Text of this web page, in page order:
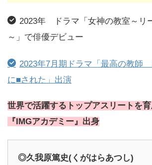
2023年 ドラマ「女神の教室～リ
～」で俳優デビュー
2023年7月期ドラマ「最高の教師
に■された」出演
世界で活躍するトップアスリートを
『IMGアカデミー』出身
◎久我原篤史(くがはらあつし)